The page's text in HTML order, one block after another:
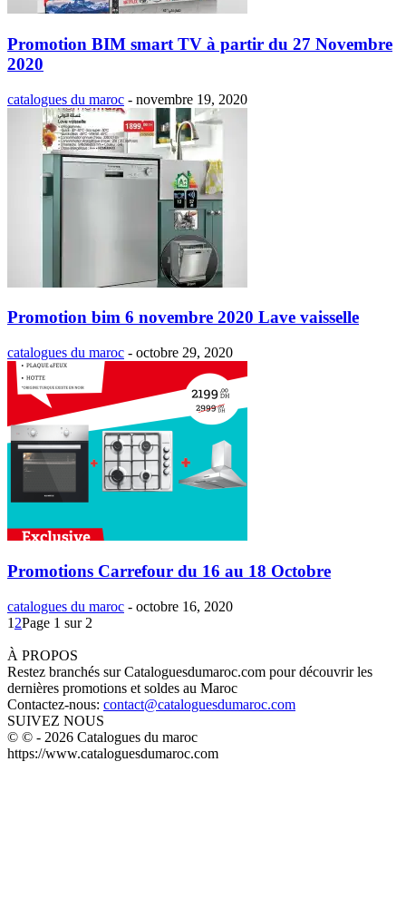
Promotion BIM smart TV à partir du 27 Novembre
2020
catalogues du maroc - novembre 19, 2020
Promotion bim 6 novembre 2020 Lave vaisselle
catalogues du maroc - octobre 29, 2020
Promotions Carrefour du 16 au 18 Octobre
catalogues du maroc - octobre 16, 2020
1 2Page 1 sur 2
À PROPOS
Restez branchés sur Cataloguesdumaroc.com pour découvrir les
dernières promotions et soldes au Maroc
Contactez-nous: contact@cataloguesdumaroc.com
SUIVEZ NOUS
© © - 2026 Catalogues du maroc
https://www.cataloguesdumaroc.com